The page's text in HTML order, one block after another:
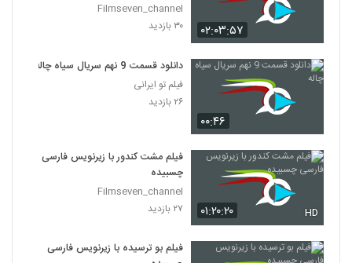
۰۲:۰۳:۵۷
Filmseven_channel
۳۰ بازدید
۰۰:۴۶
دانلود قسمت 9 نهم سریال سیاه چاله
فیلم تو ایرانی
۲۶ بازدید
۰۱:۲۰:۲۰ HD
فیلم مشت کندور با زیرنویس فارسی
چسبیده
Filmseven_channel
۲۷ بازدید
فیلم بو ترسیده با زیرنویس فارسی